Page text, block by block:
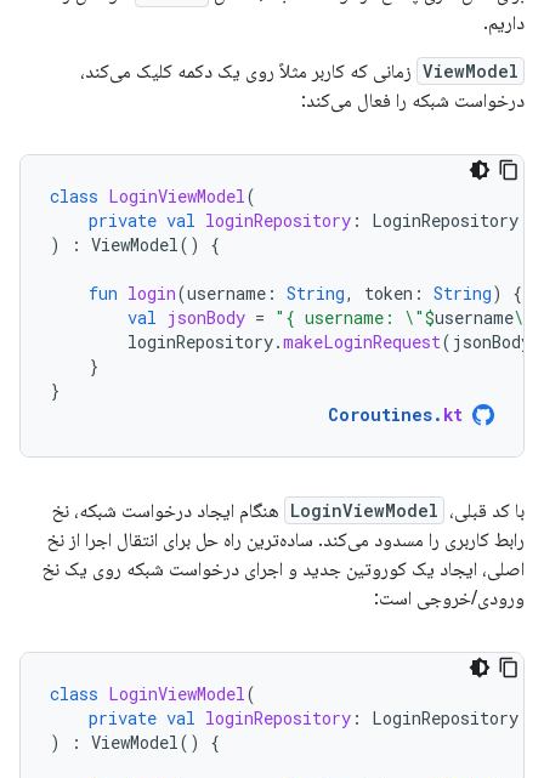
داریم.
ViewModel زمانی که کاربر مثلاً روی یک دکمه کلیک می‌کند،
درخواست شبکه را فعال می‌کند:
class LoginViewModel(
private val loginRepository :
LoginRepository
)
: ViewModel() {
fun login(username : String, token : String)
{
val jsonBody = "{ username: \"$username\",
loginRepository.makeLoginRequest( jsonBody
}
}
Coroutines. kt
با کد قبلی، LoginViewModel هنگام ایجاد درخواست شبکه، نخ
رابط کاربری را مسدود می‌کند. ساده‌ترین راه حل برای انتقال اجرا از نخ
اصلی، ایجاد یک کوروتین جدید و اجرای درخواست شبکه روی یک نخ
ورودی/خروجی است:
class LoginViewModel(
private val loginRepository :
LoginRepository
)
: ViewModel() {